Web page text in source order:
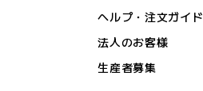
ヘルプ・注文ガイド
法人のお客様
生産者募集